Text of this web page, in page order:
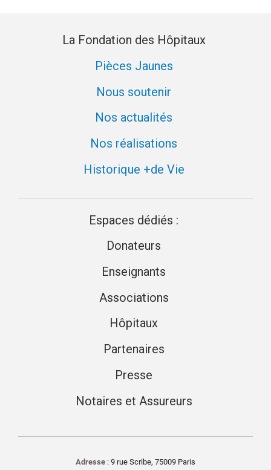
La Fondation des Hôpitaux
Pièces Jaunes
Nous soutenir
Nos actualités
Nos réalisations
Historique +de Vie
Espaces dédiés :
Donateurs
Enseignants
Associations
Hôpitaux
Partenaires
Presse
Notaires et Assureurs
Adresse : 9 rue Scribe, 75009 Paris